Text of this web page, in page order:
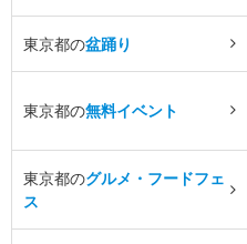
東京都の盆踊り
東京都の無料イベント
東京都のグルメ・フードフェ
ス